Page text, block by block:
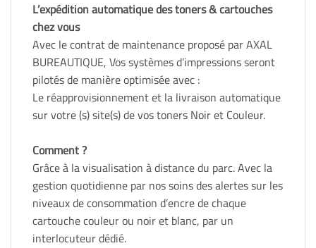
L’expédition automatique des toners & cartouches
chez vous
Avec le contrat de maintenance proposé par AXAL
BUREAUTIQUE, Vos systèmes d’impressions seront
pilotés de manière optimisée avec :
Le réapprovisionnement et la livraison automatique
sur votre (s) site(s) de vos toners Noir et Couleur.
Comment ?
Grâce à la visualisation à distance du parc. Avec la
gestion quotidienne par nos soins des alertes sur les
niveaux de consommation d’encre de chaque
cartouche couleur ou noir et blanc, par un
interlocuteur dédié.